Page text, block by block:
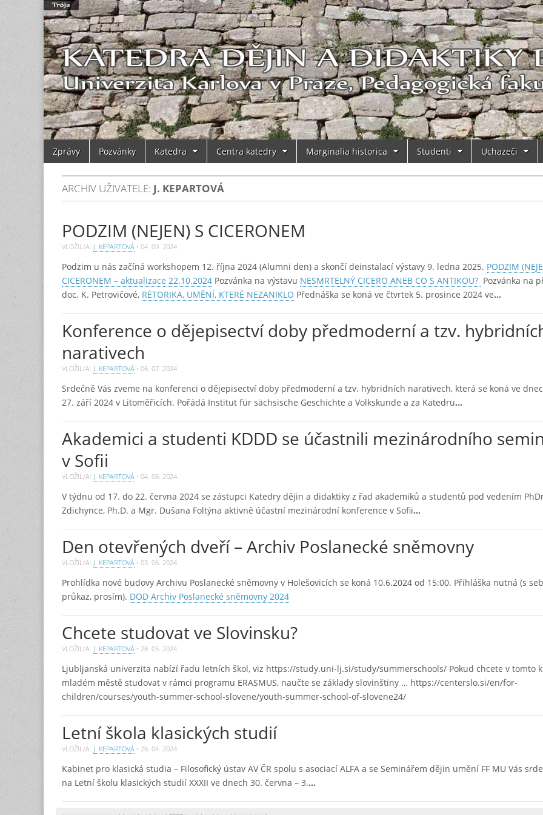
Main
menu
Skip
content
Zprávy Pozvánky Katedra Centra katedry Marginalia historica Studenti Uchazeči
ARCHIV UŽIVATELE: J. KEPARTOVÁ
PODZIM (NEJEN) S CICERONEM
VLOŽIL/A: J. KEPARTOVÁ • 04. 09. 2024
Podzim u nás začíná workshopem 12. října 2024 (Alumni den) a skončí deinstalací výstavy 9. ledna 2025. PODZIM
CICERONEM – aktualizace 22.10.2024 Pozvánka na výstavu NESMRTELNÝ CICERO ANEB CO S ANTIKOU? Pozvánka na
doc. K. Petrovičové, RÉTORIKA, UMĚNÍ, KTERÉ NEZANIKLO Přednáška se koná ve čtvrtek 5. prosince 2024 ve…
Konference o dějepisectví doby předmoderní a tzv.
narativech
VLOŽIL/A: J. KEPARTOVÁ • 06. 07. 2024
Srdečně Vás zveme na konferenci o dějepisectví doby předmoderní a tzv. hybridních narativech, která se koná ve
27. září 2024 v Litoměřicích. Pořádá Institut für sächsische Geschichte a Volkskunde a za Katedru…
Akademici a studenti KDDD se účastnili mezinárodního
v Sofii
VLOŽIL/A: J. KEPARTOVÁ • 04. 06. 2024
V týdnu od 17. do 22. června 2024 se zástupci Katedry dějin a didaktiky z řad akademiků a studentů pod vedením
Zdichynce, Ph.D. a Mgr. Dušana Foltýna aktivně účastní mezinárodní konference v Sofii…
Den otevřených dveří – Archiv Poslanecké sněmovny
VLOŽIL/A: J. KEPARTOVÁ • 03. 06. 2024
Prohlídka nové budovy Archivu Poslanecké sněmovny v Holešovicích se koná 10.6.2024 od 15:00. Přihláška nutná (s
průkaz, prosím). DOD Archiv Poslanecké sněmovny 2024
Chcete studovat ve Slovinsku?
VLOŽIL/A: J. KEPARTOVÁ • 28. 05. 2024
Ljubljanská univerzita nabízí řadu letních škol, viz https://study.uni-lj.si/study/summerschools/ Pokud chcete v tomto
mladém městě studovat v rámci programu ERASMUS, naučte se základy slovinštiny … https://centerslo.si/en/for-
children/courses/youth-summer-school-slovene/youth-summer-school-of-slovene24/
Letní škola klasických studií
VLOŽIL/A: J. KEPARTOVÁ • 26. 04. 2024
Kabinet pro klasická studia – Filosofický ústav AV ČR spolu s asociací ALFA a se Seminářem dějin umění FF MU Vás
na Letní školu klasických studií XXXII ve dnech 30. června – 3.…